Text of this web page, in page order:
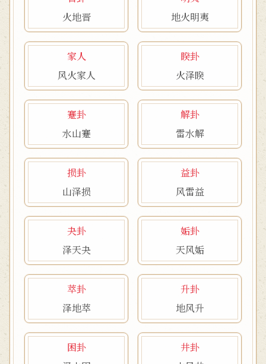
火地晋
地火明夷
家人
风火家人
睽卦
火泽睽
蹇卦
水山蹇
解卦
雷水解
损卦
山泽损
益卦
风雷益
夬卦
泽天夬
姤卦
天风姤
萃卦
泽地萃
升卦
地风升
困卦
井卦